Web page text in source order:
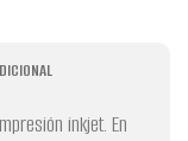
inkjet. En